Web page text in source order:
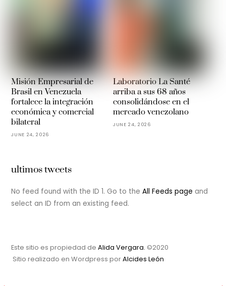
Misión Empresarial de
Brasil en Venezuela
fortalece la integración
económica y comercial
bilateral
JUNE 24, 2026
Laboratorio La Santé
arriba a sus 68 años
consolidándose en el
mercado venezolano
JUNE 24, 2026
ultimos tweets
No feed found with the ID 1. Go to theAll Feeds page and
select an ID from an existing feed.
Este sitio es propiedad deAlida Vergara. ©2020
Sitio realizado en Wordpress porAlcides León